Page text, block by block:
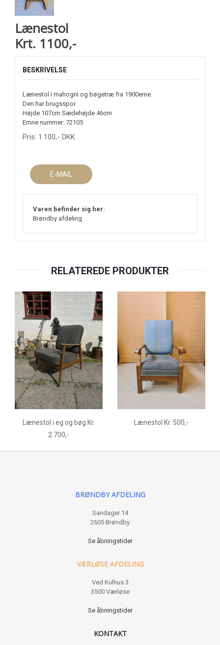
Lænestol
Krt. 1100,-
BESKRIVELSE
Lænestol i mahogni og bøgetræ fra 1900erne.
Den har brugsspor.
Højde 107cm Sædehøjde 46cm
Emne nummer: 72105
Pris: 1.100,- DKK
E-MAIL
Varen befinder sig her:
Brøndby afdeling
RELATEREDE PRODUKTER
Lænestol i eg og bøg Kr.
2.700,-
Lænestol Kr. 500,-
BRØNDBY AFDELING
Sandager 14
2605 Brøndby
Se åbningstider
VÆRLØSE AFDELING
Ved Kulhus 3
3500 Værløse
Se åbningstider
KONTAKT